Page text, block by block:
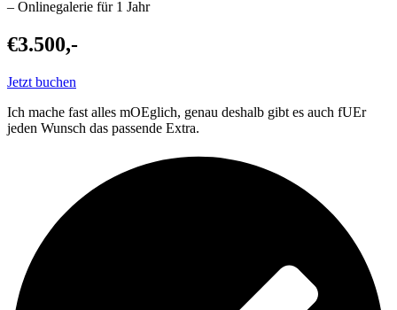
– Onlinegalerie für 1 Jahr
€3.500,-
Jetzt buchen
Ich mache fast alles mOEglich, genau deshalb gibt es auch fUEr
jeden Wunsch das passende Extra.